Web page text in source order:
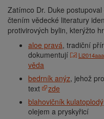
Zatímco Dr. Duke
čtením vědecké literatury
protivirových bylin, kterýžto
aloe pravá, tradiční
dokumentují
Li2014aaa
věda
bedrník anýz, jehož
text
zde
blahovičník kulatoplodý
olejem a pryskyřicí